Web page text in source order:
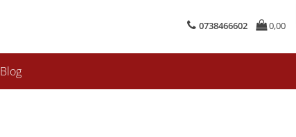
0738466602 0,00
Blog